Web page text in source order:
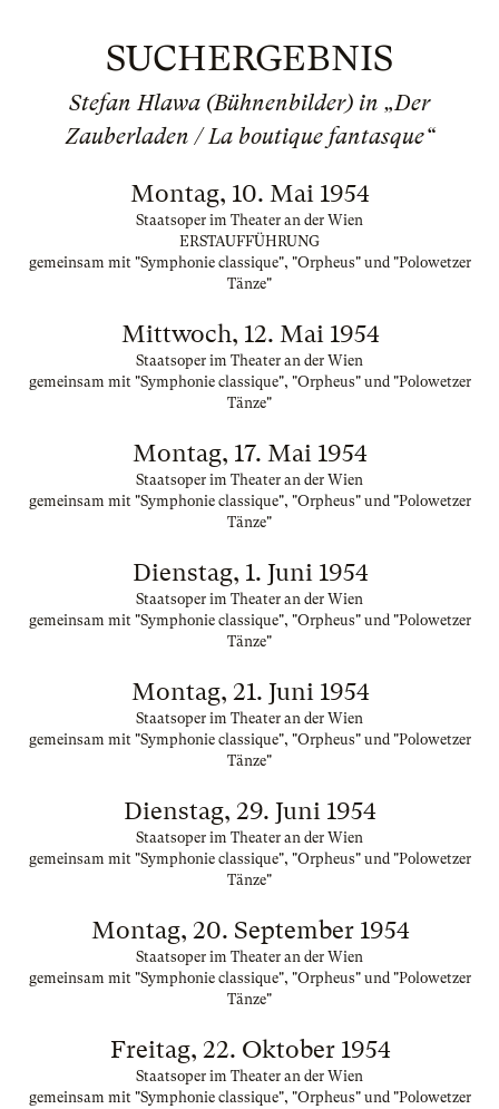
SUCHERGEBNIS
Stefan Hlawa (Bühnenbilder) in „Der
Zauberladen / La boutique fantasque“
Montag, 10. Mai 1954
Staatsoper im Theater an der Wien
ERSTAUFFÜHRUNG
gemeinsam mit "Symphonie classique", "Orpheus" und "Polowetzer
Tänze"
Mittwoch, 12. Mai 1954
Staatsoper im Theater an der Wien
gemeinsam mit "Symphonie classique", "Orpheus" und "Polowetzer
Tänze"
Montag, 17. Mai 1954
Staatsoper im Theater an der Wien
gemeinsam mit "Symphonie classique", "Orpheus" und "Polowetzer
Tänze"
Dienstag, 1. Juni 1954
Staatsoper im Theater an der Wien
gemeinsam mit "Symphonie classique", "Orpheus" und "Polowetzer
Tänze"
Montag, 21. Juni 1954
Staatsoper im Theater an der Wien
gemeinsam mit "Symphonie classique", "Orpheus" und "Polowetzer
Tänze"
Dienstag, 29. Juni 1954
Staatsoper im Theater an der Wien
gemeinsam mit "Symphonie classique", "Orpheus" und "Polowetzer
Tänze"
Montag, 20. September 1954
Staatsoper im Theater an der Wien
gemeinsam mit "Symphonie classique", "Orpheus" und "Polowetzer
Tänze"
Freitag, 22. Oktober 1954
Staatsoper im Theater an der Wien
gemeinsam mit "Symphonie classique", "Orpheus" und "Polowetzer